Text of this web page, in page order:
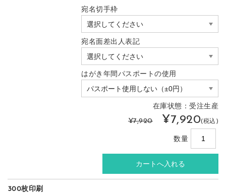
宛名切手枠
宛名面差出人表記
はがき年間パスポートの使用
在庫状態：受注生産
¥7,920
¥7,920(税込)
数量
300枚印刷